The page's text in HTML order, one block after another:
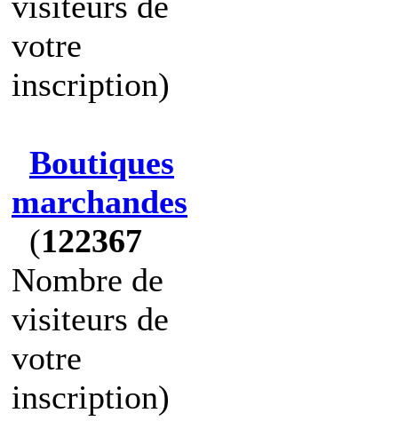
votre
inscription)
Boutiques
marchandes
(122367
Nombre de
visiteurs de
votre
inscription)